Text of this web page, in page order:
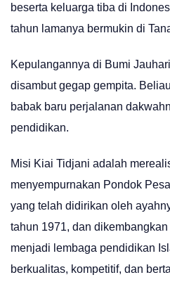
beserta keluarga tiba di
tahun lamanya bermukin di
Kepulangannya di Bumi
disambut gegap gempita.
babak baru perjalanan
pendidikan.
Misi Kiai Tidjani adalah
menyempurnakan Pondok
yang telah didirikan oleh
tahun 1971, dan
menjadi lembaga pendidikan
berkualitas, kompetitif, dan